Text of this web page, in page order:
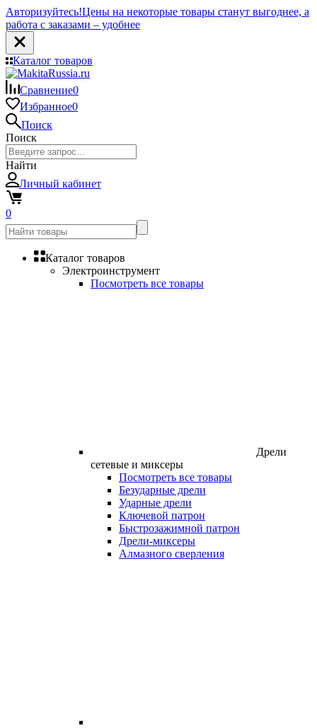
Авторизуйтесь!Цены на некоторые товары станут выгоднее, а
работа с заказами – удобнее
Каталог товаров
Сравнение0
Избранное0
Поиск
Поиск
Найти
Личный кабинет
0
Каталог товаров
Электроинструмент
Посмотреть все товары
Дрели
сетевые и миксеры
Посмотреть все товары
Безударные дрели
Ударные дрели
Ключевой патрон
Быстрозажимной патрон
Дрели-миксеры
Алмазного сверления